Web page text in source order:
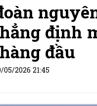
định
đầu
05/2026 21:45